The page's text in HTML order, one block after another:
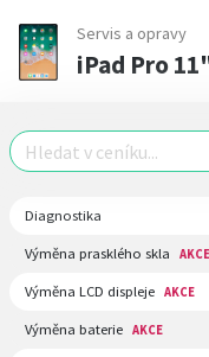
Servis a opravy
iPad Pro
Diagnostika
Výměna prasklého skla AKCE
Výměna LCD displeje AKCE
Výměna baterie AKCE